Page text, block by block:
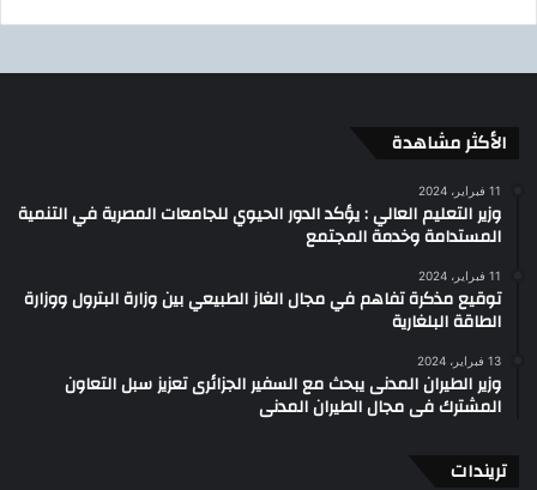
الأكثر مشاهدة
11 فبراير، 2024
وزير التعليم العالي : يؤكد الدور الحيوي للجامعات المصرية في التنمية
المستدامة وخدمة المجتمع
11 فبراير، 2024
توقيع مذكرة تفاهم في مجال الغاز الطبيعي بين وزارة البترول ووزارة
الطاقة البلغارية
13 فبراير، 2024
وزير الطيران المدنى يبحث مع السفير الجزائرى تعزيز سبل التعاون
المشترك فى مجال الطيران المدنى
تريندات